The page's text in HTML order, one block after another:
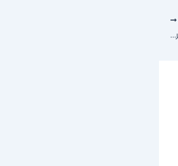
لونس يطيح بنيس ويحرز كأس فرنسا للمرة الأولى في تاريخه